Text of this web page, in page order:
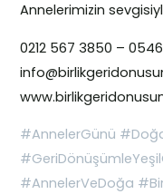
Annelerimizin
0212 567 3850 –
#AnnelerGünü
#AnnelerVeDoğa